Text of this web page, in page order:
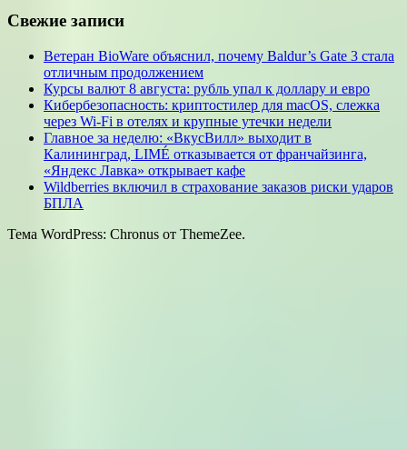
Свежие записи
Ветеран BioWare объяснил, почему Baldur’s Gate 3 стала
отличным продолжением
Курсы валют 8 августа: рубль упал к доллару и евро
Кибербезопасность: криптостилер для macOS, слежка
через Wi-Fi в отелях и крупные утечки недели
Главное за неделю: «ВкусВилл» выходит в
Калининград, LIMÉ отказывается от франчайзинга,
«Яндекс Лавка» открывает кафе
Wildberries включил в страхование заказов риски ударов
БПЛА
Тема WordPress: Chronus от ThemeZee.